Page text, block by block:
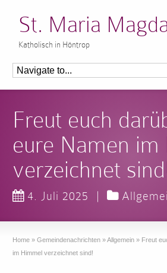
St. Maria
Katholisch in Höntrop
Freut euch
eure Namen im
verzeichnet
4. Juli 2025 |
Home » Gemeindenachrichten »Allgemein » Freut
im Himmel verzeichnet sind!